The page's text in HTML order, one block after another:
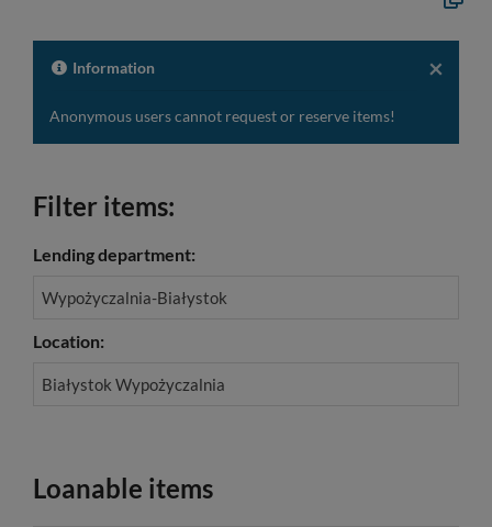
Copy
×
Information
Anonymous users cannot request or reserve items!
Filter items:
Lending department:
Wypożyczalnia-Białystok
Location:
Białystok Wypożyczalnia
Loanable items